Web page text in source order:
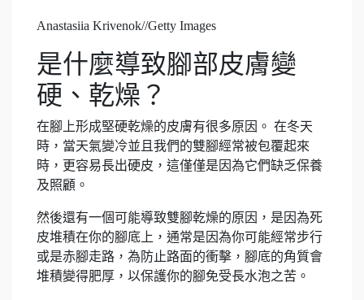
Anastasiia Krivenok//Getty Images
是什麼導致腳部皮膚變
硬、乾燥？
在腳上形成堅硬乾燥的皮膚有很多原因。 在冬天
時，當天氣變冷並且我們的雙腳經常被包覆起來
時，更容易長出硬皮，這僅僅是因為它們缺乏保養
及照顧。
然後還有一個可能導致雙腳乾燥的原因，是因為死
皮堆積在你的腳底上，通常是因為你可能經常步行
或是赤腳走路，為防止路面的衝擊，腳底的角質會
堆積變得肥厚，以保護你的腳免受長水泡之苦。